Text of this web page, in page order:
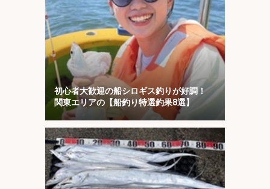
初心者大歓迎の船シロギス釣りが好調！
関東エリアの【船釣り特選釣果8選】